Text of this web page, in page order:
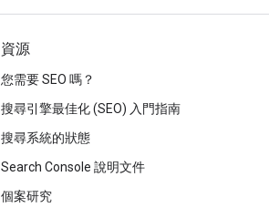
資源
您需要 SEO 嗎？
搜尋引擎最佳化 (SEO) 入門指南
搜尋系統的狀態
Search Console 說明文件
個案研究